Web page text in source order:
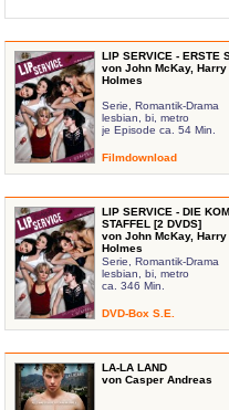
LIP SERVICE - ERSTE
von John McKay,
Holmes
Serie, Romantik-Drama
lesbian, bi, metro
je Episode ca. 54 Min.
Filmdownload
LIP SERVICE - DIE
STAFFEL [2 DVDS]
von John McKay,
Holmes
Serie, Romantik-Drama
lesbian, bi, metro
ca. 346 Min.
DVD-Box S.E.
LA-LA LAND
von Casper Andreas